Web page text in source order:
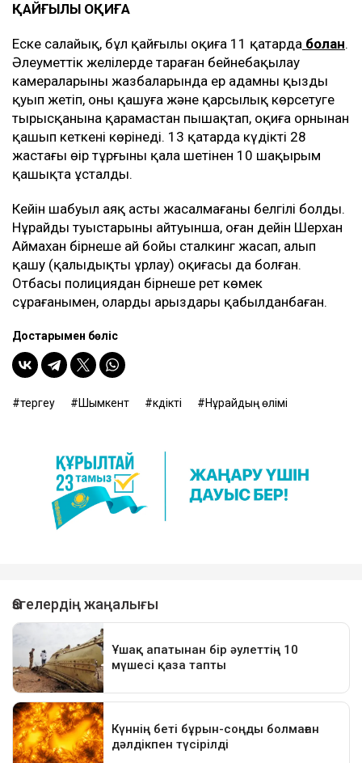
ҚАЙҒЫЛЫ ОҚИҒА
Еске салайық, бұл қайғылы оқиға 11 қаңтарда болған.
Әлеуметтік желілерде тараған бейнебақылау
камераларының жазбаларында ер адамның қызды
қуып жетіп, оның қашуға және қарсылық көрсетуге
тырысқанына қарамастан пышақтап, оқиға орнынан
қашып кеткені көрінеді. 13 қаңтарда күдікті 28
жастағы өңір тұрғыны қала шетінен 10 шақырым
қашықта ұсталды.
Кейін шабуыл аяқ асты жасалмағаны белгілі болды.
Нұрайдың туыстарының айтуынша, оған дейін Шерхан
Аймахан бірнеше ай бойы сталкинг жасап, алып
қашу (қалыңдықты ұрлау) оқиғасы да болған.
Отбасы полициядан бірнеше рет көмек
сұрағанымен, олардың арыздары қабылданбаған.
Достарыңмен бөліс
тергеу Шымкент күдікті Нұрайдың өлімі